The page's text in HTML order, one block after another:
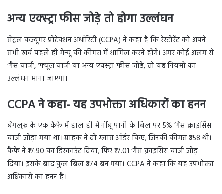
अन्य एक्स्ट्रा फीस जोड़े तो होगा उल्लंघन
सेंट्रल कंज्यूमर प्रोटेक्शन अथॉरिटी (CCPA) ने कहा है कि रेस्टोरेंट को अपने
सभी खर्च पहले ही मेन्यू की कीमत में शामिल करने होंगे। अगर कोई अलग से
‘गैस चार्ज’, ‘फ्यूल चार्ज’ या अन्य एक्स्ट्रा फीस जोड़े, तो यह नियमों का
उल्लंघन माना जाएगा।
CCPA ने कहा- यह उपभोक्ता अधिकारों का हनन
बेंगलुरु के एक कैफे में हाल ही में नींबू पानी के बिल पर 5% ‘गैस क्राइसिस
चार्ज’ जोड़ा गया था। ग्राहक ने दो ग्लास ऑर्डर किए, जिनकी कीमत ₹358 थी।
कैफे ने ₹17.90 का डिस्काउंट दिया, फिर ₹17.01 ‘गैस क्राइसिस चार्ज’ जोड़
दिया। इसके बाद कुल बिल ₹374 बन गया। CCPA ने कहा कि यह उपभोक्ता
अधिकारों का हनन है।